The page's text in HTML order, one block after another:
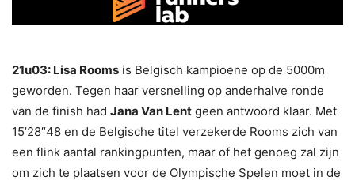
21u03: Lisa Rooms is Belgisch kampioene op de 5000m
geworden. Tegen haar versnelling op anderhalve ronde
van de finish had Jana Van Lent geen antwoord klaar. Met
15’28″48 en de Belgische titel verzekerde Rooms zich van
een flink aantal rankingpunten, maar of het genoeg zal zijn
om zich te plaatsen voor de Olympische Spelen moet in de